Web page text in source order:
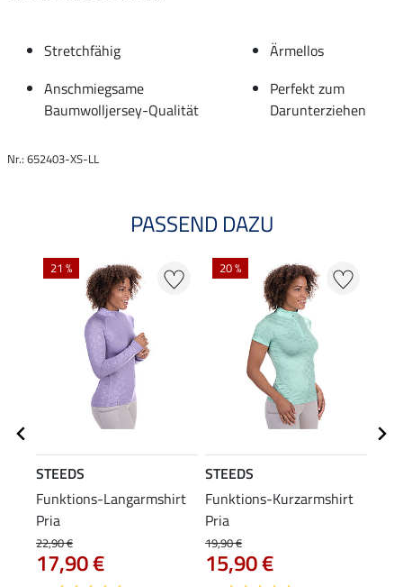
Stretchfähig
Ärmellos
Anschmiegsame
Baumwolljersey-Qualität
Perfekt zum
Darunterziehen
Nr.: 652403-XS-LL
PASSEND DAZU
21 %
STEEDS
Funktions-Langarmshirt
Pria
22,90 €
17,90 €
20 %
STEEDS
Funktions-Kurzarmshirt
Pria
19,90 €
15,90 €